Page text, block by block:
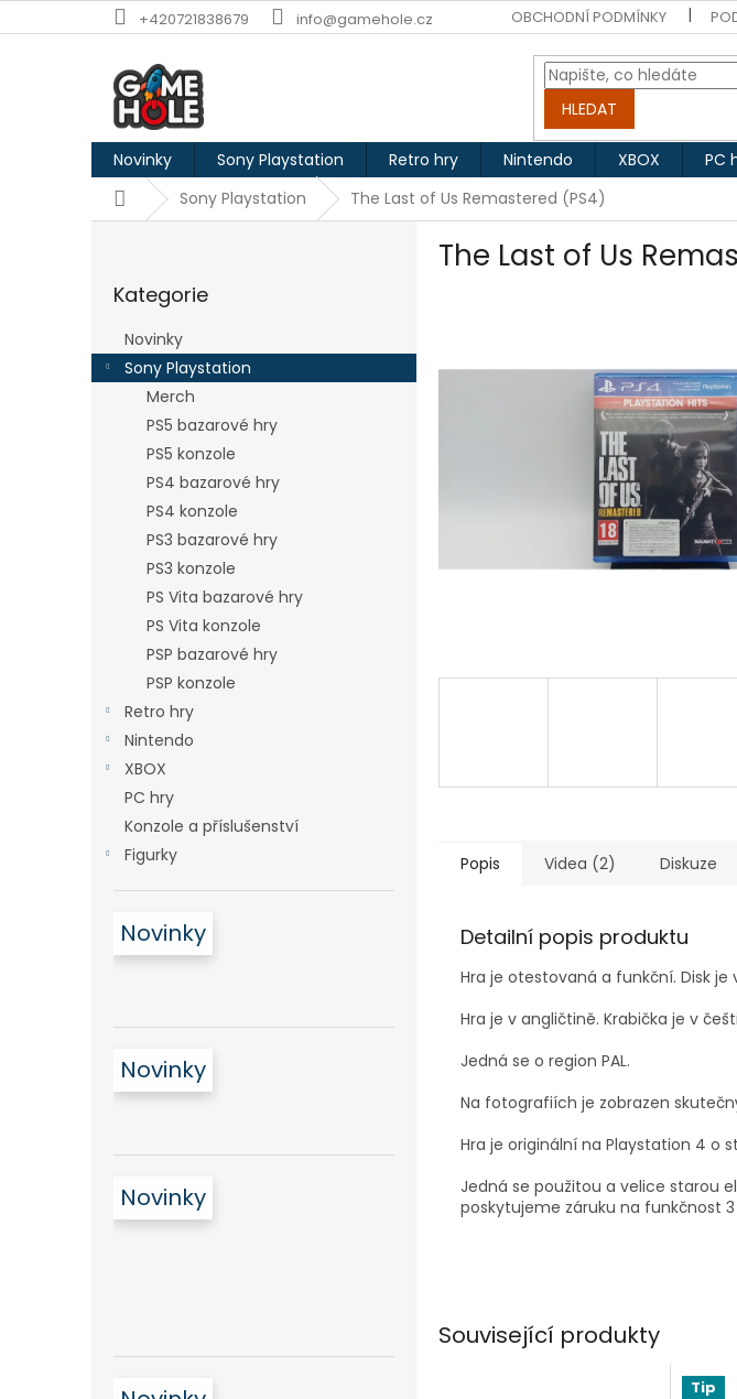
na
+420721838679 info@gamehole.cz OBCHODNÍ PODMÍNKY
HLEDAT
Novinky Sony Playstation Retro hry Nintendo XBOX PC
DomůSony Playstation The Last of Us Remastered (PS4)
a
n
kategorie
Kategorie
Novinky
Sony Playstation
Merch
PS5 bazarové hry
PS5 konzole
PS4 bazarové hry
PS4 konzole
PS3 bazarové hry
PS3 konzole
PS Vita bazarové hry
PS Vita konzole
PSP bazarové hry
PSP konzole
Retro hry
Nintendo
XBOX
PC hry
Konzole a příslušenství
Figurky
Novinky
Novinky
Novinky
The Last of Us
Popis Videa (2) Diskuze
Detailní popis produktu
Hra je otestovaná a funkční. Disk je
Hra je v angličtině. Krabička je v
Jedná se o region PAL.
Na fotografiích je zobrazen
Hra je originální na Playstation 4 o
Jedná se použitou a velice starou
poskytujeme záruku na funkčnost
Související produkty
Tip